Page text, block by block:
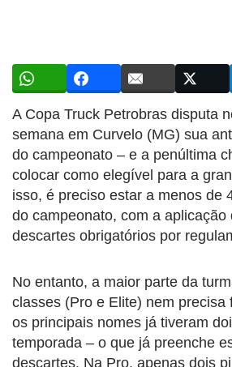
A Copa Truck Petrobras disputa
semana em Curvelo (MG) sua
do campeonato – e a penúltima
colocar como elegível para a
isso, é preciso estar a menos de
do campeonato, com a aplicação
descartes obrigatórios por
No entanto, a maior parte da
classes (Pro e Elite) nem precisa
os principais nomes já tiveram
temporada – o que já preenche
descartes. Na Pro, apenas dois